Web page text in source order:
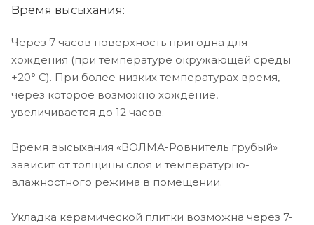
Время высыхания:
Через 7 часов поверхность пригодна для
хождения (при температуре окружающей среды
+20° С). При более низких температурах время,
через которое возможно хождение,
увеличивается до 12 часов.
Время высыхания «ВОЛМА-Ровнитель грубый»
зависит от толщины слоя и температурно-
влажностного режима в помещении.
Укладка керамической плитки возможна через 7-